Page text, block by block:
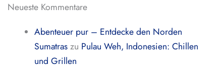
Neueste Kommentare
Abenteuer pur – Entdecke den Norden
Sumatraszu Pulau Weh, Indonesien: Chillen
und Grillen